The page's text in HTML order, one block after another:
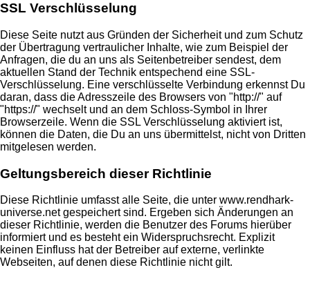
SSL Verschlüsselung
Diese Seite nutzt aus Gründen der Sicherheit und zum Schutz
der Übertragung vertraulicher Inhalte, wie zum Beispiel der
Anfragen, die du an uns als Seitenbetreiber sendest, dem
aktuellen Stand der Technik entspechend eine SSL-
Verschlüsselung. Eine verschlüsselte Verbindung erkennst Du
daran, dass die Adresszeile des Browsers von "http://" auf
"https://" wechselt und an dem Schloss-Symbol in Ihrer
Browserzeile. Wenn die SSL Verschlüsselung aktiviert ist,
können die Daten, die Du an uns übermittelst, nicht von Dritten
mitgelesen werden.
Geltungsbereich dieser Richtlinie
Diese Richtlinie umfasst alle Seite, die unter www.rendhark-
universe.net gespeichert sind. Ergeben sich Änderungen an
dieser Richtlinie, werden die Benutzer des Forums hierüber
informiert und es besteht ein Widerspruchsrecht. Explizit
keinen Einfluss hat der Betreiber auf externe, verlinkte
Webseiten, auf denen diese Richtlinie nicht gilt.